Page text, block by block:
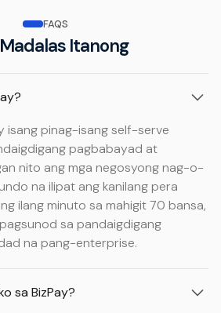
FAQS
Itanong
isang pinag-isang self-serve
pagbabayad at
nito ang mga negosyong nag-o-
na ilipat ang kanilang pera
ilang minuto sa mahigit 70 bansa,
sa pandaigdigang
na pang-enterprise.
sa BizPay?